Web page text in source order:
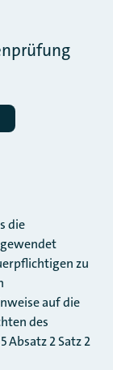
die
zu
auf die
des
Absatz 2 Satz 2